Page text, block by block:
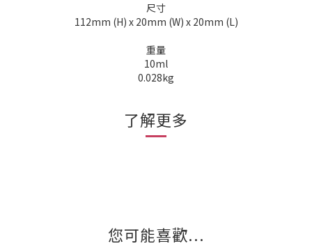
尺寸
112mm (H) x 20mm (W) x 20mm (L)
重量
10ml
0.028kg
了解更多
您可能喜歡...